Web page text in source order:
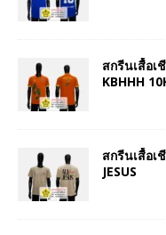
สกรีนเสื้อเ
KBHHH
สกรีนเสื้อเ
JESUS